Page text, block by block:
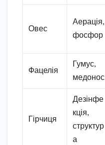
Овес
Аерація,
фосфор
Фацелія
Гумус,
медонос
Гірчиця
Дезінфе
кція,
структур
а